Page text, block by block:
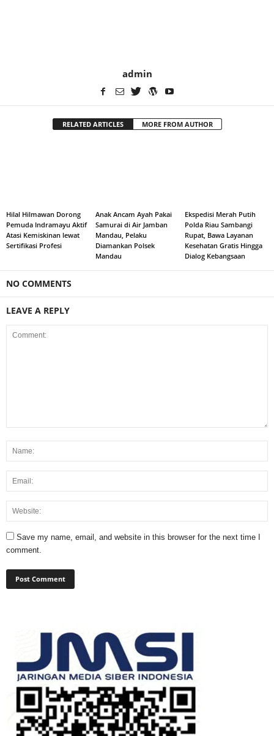
admin
RELATED ARTICLES MORE FROM AUTHOR
Hilal Hilmawan Dorong
Pemuda Indramayu Aktif
Atasi Kemiskinan lewat
Sertifikasi Profesi
Anak Ancam Ayah Pakai
Samurai di Air Jamban
Mandau, Pelaku
Diamankan Polsek
Mandau
Ekspedisi Merah Putih
Polda Riau Sambangi
Rupat, Bawa Layanan
Kesehatan Gratis Hingga
Dialog Kebangsaan
NO COMMENTS
LEAVE A REPLY
Save my name, email, and website in this browser for the next time I
comment.